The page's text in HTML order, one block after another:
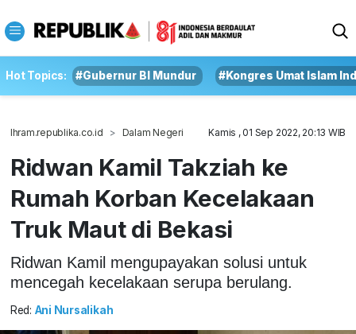
Hot Topics: #Gubernur BI Mundur #Kongres Umat Islam
Ihram.republika.co.id Dalam Negeri Kamis , 01 Sep 2022, 20:13 WIB
Ridwan Kamil Takziah ke
Rumah Korban Kecelakaan
Truk Maut di Bekasi
Ridwan Kamil mengupayakan solusi untuk
mencegah kecelakaan serupa berulang.
Red: Ani Nursalikah